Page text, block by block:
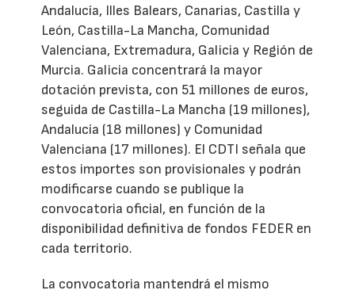
Andalucía, Illes Balears, Canarias, Castilla y
León, Castilla-La Mancha, Comunidad
Valenciana, Extremadura, Galicia y Región de
Murcia. Galicia concentrará la mayor
dotación prevista, con 51 millones de euros,
seguida de Castilla-La Mancha (19 millones),
Andalucía (18 millones) y Comunidad
Valenciana (17 millones). El CDTI señala que
estos importes son provisionales y podrán
modificarse cuando se publique la
convocatoria oficial, en función de la
disponibilidad definitiva de fondos FEDER en
cada territorio.
La convocatoria mantendrá el mismo